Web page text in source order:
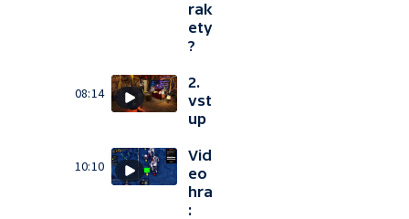
rak
ety
?
08:14
2.
vst
up
10:10
Vid
eo
hra
: